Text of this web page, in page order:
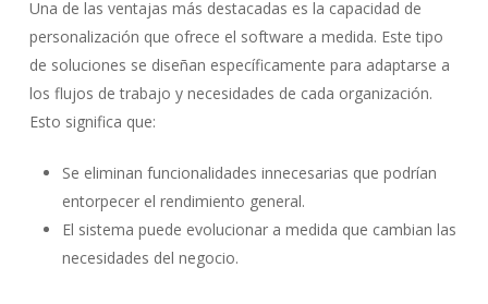
Una de las ventajas más destacadas es la capacidad de
personalización que ofrece el software a medida. Este tipo
de soluciones se diseñan específicamente para adaptarse a
los flujos de trabajo y necesidades de cada organización.
Esto significa que:
Se eliminan funcionalidades innecesarias que podrían
entorpecer el rendimiento general.
El sistema puede evolucionar a medida que cambian las
necesidades del negocio.